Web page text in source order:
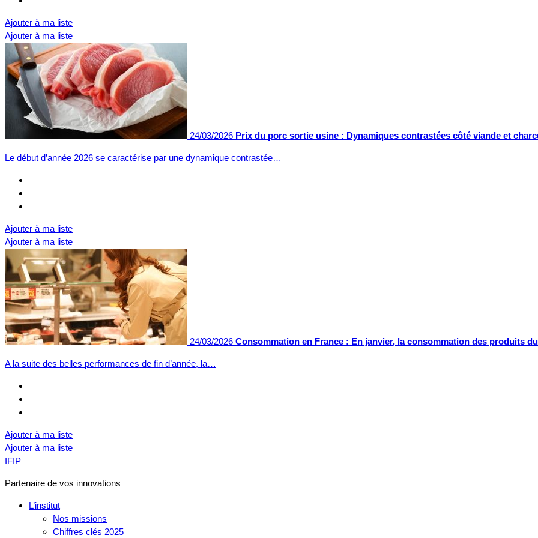
Ajouter à ma liste
Ajouter à ma liste
24/03/2026 Prix du porc sortie usine : Dynamiques contrastées côté viande et
Le début d’année 2026 se caractérise par une dynamique contrastée…
Ajouter à ma liste
Ajouter à ma liste
24/03/2026 Consommation en France : En janvier, la consommation des produits
A la suite des belles performances de fin d’année, la…
Ajouter à ma liste
Ajouter à ma liste
IFIP
Partenaire de vos innovations
L’institut
Nos missions
Chiffres clés 2025